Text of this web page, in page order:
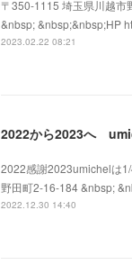
〒350-1115 埼玉県川越
&nbsp; &nbsp;&nbsp;HP
2023.02.22 08:21
2022から2023へ
2022感謝2023umichelは
野田町2-16-184 &nbsp;
2022.12.30 14:40